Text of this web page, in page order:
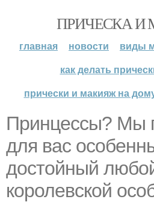
ПРИЧЕСКА
главная новости
виды
как делать
прически и макияж на
Принцессы? Мы
для вас
достойный
королевской